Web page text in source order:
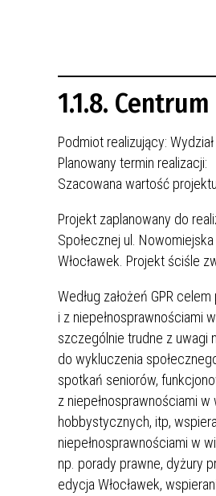
1.1.8.
Podmiot realizujący:
Planowany termin realizacji:
Szacowana wartość
Projekt zaplanowany do
Społecznej ul.
Włocławek. Projekt ściśle
Według założeń GPR
i z niepełnosprawnościami
szczególnie trudne z uwagi
do wykluczenia
spotkań seniorów,
z niepełnosprawnościami
hobbystycznych, itp,
niepełnosprawnościami w
np. porady prawne, dyżury
edycja Włocławek,